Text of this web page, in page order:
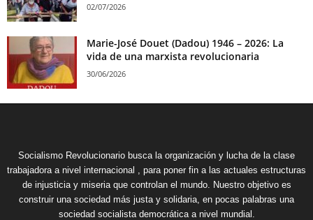
02/07/2026
Marie-José Douet (Dadou) 1946 – 2026: La
vida de una marxista revolucionaria
30/06/2026
Socialismo Revolucionario busca la organización y lucha de la clase
trabajadora a nivel internacional , para poner fin a las actuales estructuras
de injusticia y miseria que controlan el mundo. Nuestro objetivo es
construir una sociedad más justa y solidaria, en pocas palabras una
sociedad socialista democrática a nivel mundial.